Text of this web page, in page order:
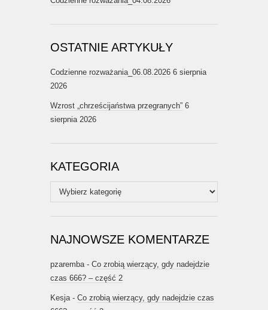
OSTATNIE ARTYKUŁY
Codzienne rozważania_06.08.2026 6 sierpnia
2026
Wzrost „chrześcijaństwa przegranych” 6
sierpnia 2026
KATEGORIA
Kategoria
NAJNOWSZE KOMENTARZE
pzaremba - Co zrobią wierzący, gdy nadejdzie
czas 666? – część 2
Kesja - Co zrobią wierzący, gdy nadejdzie czas